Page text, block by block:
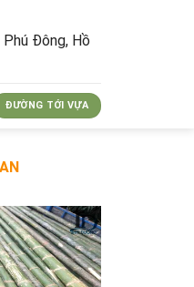
Đông, Hồ
ĐƯỜNG TỚI VỰA